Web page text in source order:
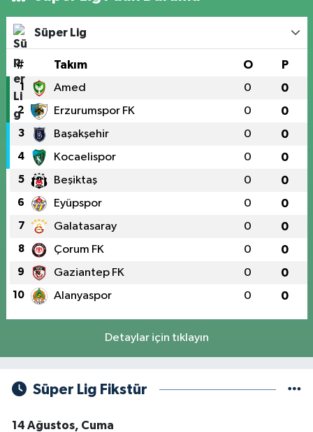
Süper Lig
# Takım O P
1 Amed 0 0
2 Erzurumspor FK 0 0
3 Başakşehir 0 0
4 Kocaelispor 0 0
5 Beşiktaş 0 0
6 Eyüpspor 0 0
7 Galatasaray 0 0
8 Çorum FK 0 0
9 Gaziantep FK 0 0
10 Alanyaspor 0 0
Detaylar için tıklayın
Süper Lig Fikstür
14 Ağustos, Cuma